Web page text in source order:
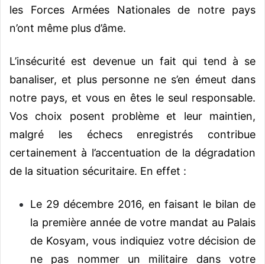
les Forces Armées Nationales de notre pays
n’ont même plus d’âme.
L’insécurité est devenue un fait qui tend à se
banaliser, et plus personne ne s’en émeut dans
notre pays, et vous en êtes le seul responsable.
Vos choix posent problème et leur maintien,
malgré les échecs enregistrés contribue
certainement à l’accentuation de la dégradation
de la situation sécuritaire. En effet :
Le 29 décembre 2016, en faisant le bilan de
la première année de votre mandat au Palais
de Kosyam, vous indiquiez votre décision de
ne pas nommer un militaire dans votre